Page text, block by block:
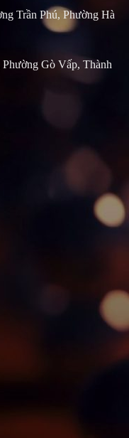
Trần Phú, Phường Hà
Gò Vấp, Thành